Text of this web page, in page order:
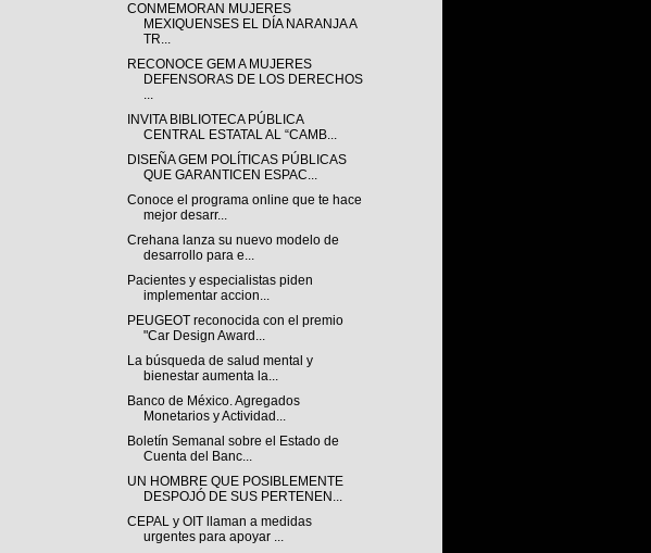
CONMEMORAN MUJERES
MEXIQUENSES EL DÍA NARANJA A
TR...
RECONOCE GEM A MUJERES
DEFENSORAS DE LOS DERECHOS
...
INVITA BIBLIOTECA PÚBLICA
CENTRAL ESTATAL AL “CAMB...
DISEÑA GEM POLÍTICAS PÚBLICAS
QUE GARANTICEN ESPAC...
Conoce el programa online que te hace
mejor desarr...
Crehana lanza su nuevo modelo de
desarrollo para e...
Pacientes y especialistas piden
implementar accion...
PEUGEOT reconocida con el premio
"Car Design Award...
La búsqueda de salud mental y
bienestar aumenta la...
Banco de México. Agregados
Monetarios y Actividad...
Boletín Semanal sobre el Estado de
Cuenta del Banc...
UN HOMBRE QUE POSIBLEMENTE
DESPOJÓ DE SUS PERTENEN...
CEPAL y OIT llaman a medidas
urgentes para apoyar ...